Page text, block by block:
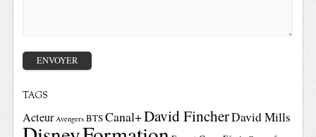
TAGS
Acteur Avengers BTSCanal+David FincherDavid Mills